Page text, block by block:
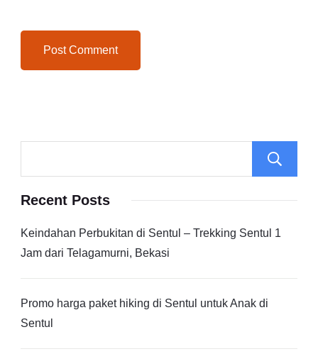
Recent Posts
Keindahan Perbukitan di Sentul – Trekking Sentul 1
Jam dari Telagamurni, Bekasi
Promo harga paket hiking di Sentul untuk Anak di
Sentul